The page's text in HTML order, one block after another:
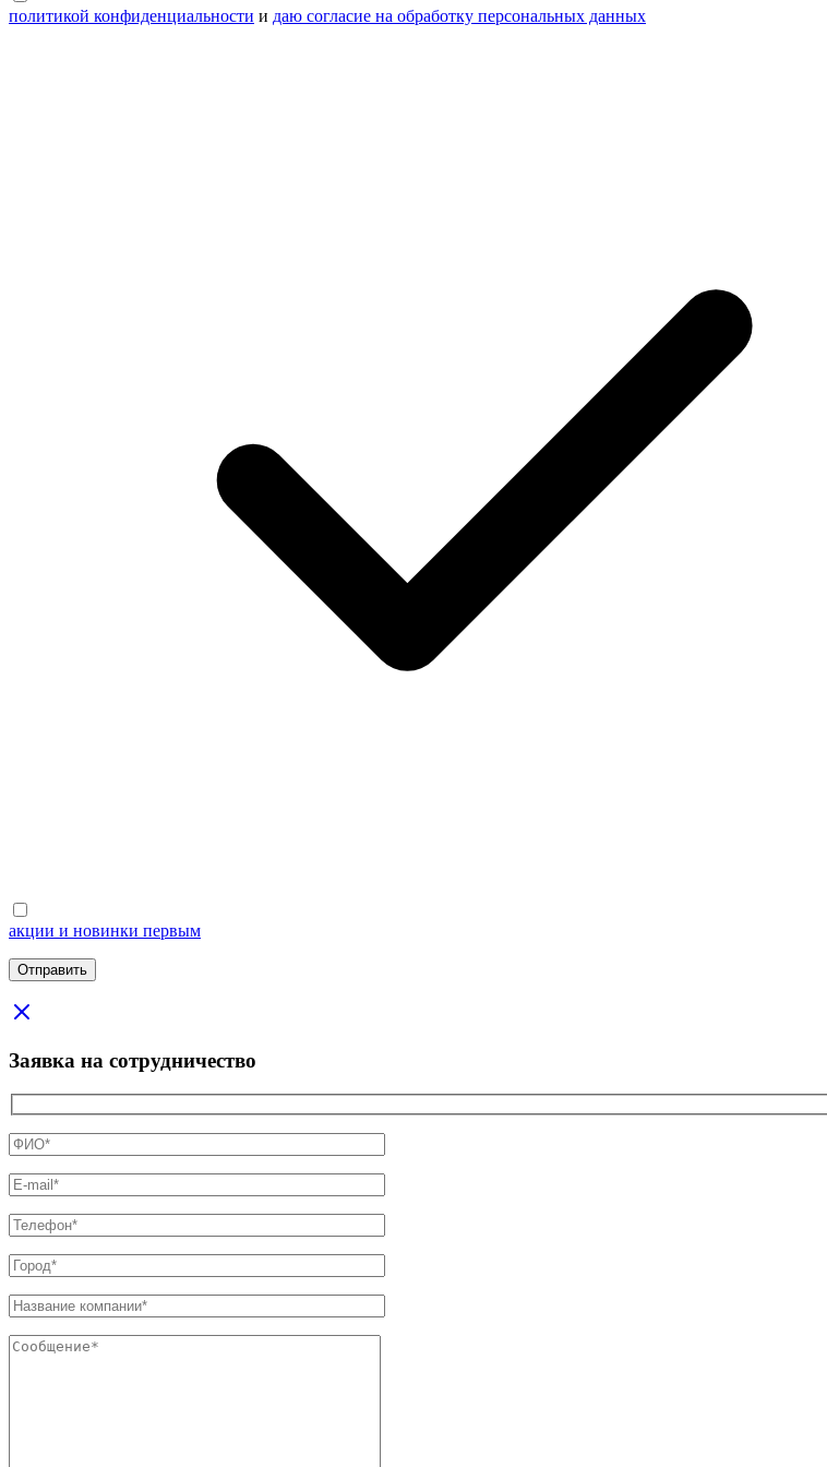
политикой конфиденциальности и даю согласие на обработку персональных данных
акции и новинки первым
Заявка на сотрудничество